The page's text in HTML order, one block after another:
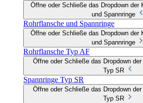
Öffne oder Schließe das Dropdown der
und Spannringe
Rohrflansche und Spannringe
Öffne oder Schließe das Dropdown der
und Spannringe
Rohrflansche Typ AF
Öffne oder Schließe das Dropdown
Typ SR
Spannringe Typ SR
Öffne oder Schließe das Dropdown
Typ SR